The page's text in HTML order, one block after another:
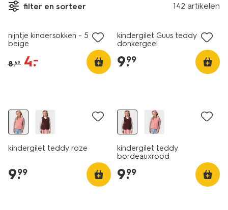
filter en sorteer 142 artikelen
sale
nijntje kindersokken - 5 paar
beige
8.69 4.
–
kindergilet Guus teddy
donkergeel
9.
99
kindergilet teddy roze
9.
99
kindergilet teddy
bordeauxrood
9.
99